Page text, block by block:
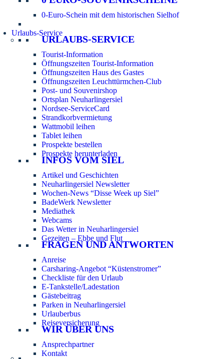
0-Euro-Schein mit dem historischen Sielhof
Urlaubs-Service
URLAUBS-SERVICE
Tourist-Information
Öffnungszeiten Tourist-Information
Öffnungszeiten Haus des Gastes
Öffnungszeiten Leuchttürmchen-Club
Post- und Souvenirshop
Ortsplan Neuharlingersiel
Nordsee-ServiceCard
Strandkorbvermietung
Wattmobil leihen
Tablet leihen
Prospekte bestellen
Prospekte herunterladen
INFOS VOM SIEL
Artikel und Geschichten
Neuharlingersiel Newsletter
Wochen-News “Disse Week up Siel”
BadeWerk Newsletter
Mediathek
Webcams
Das Wetter in Neuharlingersiel
Gezeiten – Ebbe und Flut
FRAGEN UND ANTWORTEN
Anreise
Carsharing-Angebot “Küstenstromer”
Checkliste für den Urlaub
E-Tankstelle/Ladestation
Gästebeitrag
Parken in Neuharlingersiel
Urlauberbus
Reiseversicherung
WIR ÜBER UNS
Ansprechpartner
Kontakt